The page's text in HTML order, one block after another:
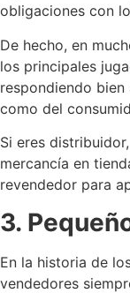
obligaciones con
De hecho, en
los principales
respondiendo
como del
Si eres
mercancía en
revendedor para
3.
En la historia de
vendedores